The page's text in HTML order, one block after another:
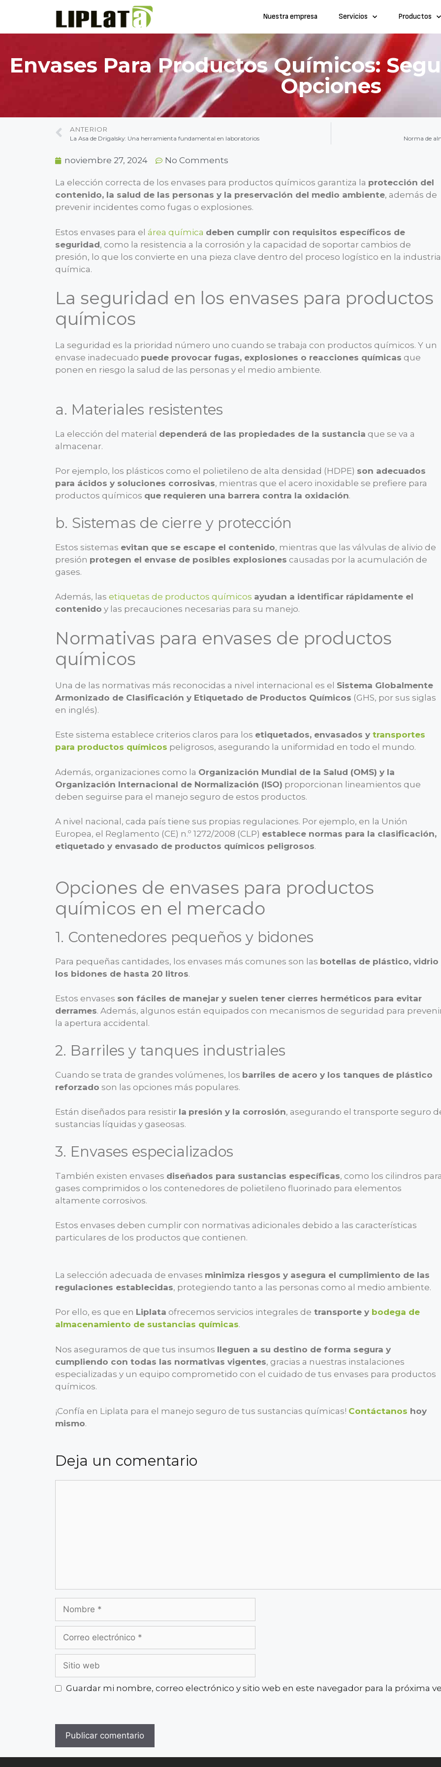
Nuestra empresa Servicios Productos
Envases Para Productos Químicos:
Opciones
ANTERIOR
La Asa de Drigalsky: Una herramienta fundamental en laboratorios Norma de
noviembre 27, 2024 No Comments
La elección correcta de los envases para productos químicos garantiza la protección del
contenido, la salud de las personas y la preservación del medio ambiente, además de
prevenir incidentes como fugas o explosiones.
Estos envases para el área química deben cumplir con requisitos específicos de
seguridad, como la resistencia a la corrosión y la capacidad de soportar cambios de
presión, lo que los convierte en una pieza clave dentro del proceso logístico en la industria
química.
La seguridad en los envases para productos
químicos
La seguridad es la prioridad número uno cuando se trabaja con productos químicos. Y un
envase inadecuado puede provocar fugas, explosiones o reacciones químicas que
ponen en riesgo la salud de las personas y el medio ambiente.
a. Materiales resistentes
La elección del material dependerá de las propiedades de la sustancia que se va a
almacenar.
Por ejemplo, los plásticos como el polietileno de alta densidad (HDPE) son adecuados
para ácidos y soluciones corrosivas, mientras que el acero inoxidable se prefiere para
productos químicos que requieren una barrera contra la oxidación.
b. Sistemas de cierre y protección
Estos sistemas evitan que se escape el contenido, mientras que las válvulas de alivio de
presión protegen el envase de posibles explosiones causadas por la acumulación de
gases.
Además, las etiquetas de productos químicos ayudan a identificar rápidamente el
contenido y las precauciones necesarias para su manejo.
Normativas para envases de productos
químicos
Una de las normativas más reconocidas a nivel internacional es el Sistema Globalmente
Armonizado de Clasificación y Etiquetado de Productos Químicos (GHS, por sus siglas
en inglés).
Este sistema establece criterios claros para los etiquetados, envasados y transportes
para productos químicos peligrosos, asegurando la uniformidad en todo el mundo.
Además, organizaciones como la Organización Mundial de la Salud (OMS) y la
Organización Internacional de Normalización (ISO) proporcionan lineamientos que
deben seguirse para el manejo seguro de estos productos.
A nivel nacional, cada país tiene sus propias regulaciones. Por ejemplo, en la Unión
Europea, el Reglamento (CE) n.º 1272/2008 (CLP) establece normas para la clasificación,
etiquetado y envasado de productos químicos peligrosos.
Opciones de envases para productos
químicos en el mercado
1. Contenedores pequeños y bidones
Para pequeñas cantidades, los envases más comunes son las botellas de plástico, vidrio
los bidones de hasta 20 litros.
Estos envases son fáciles de manejar y suelen tener cierres herméticos para evitar
derrames. Además, algunos están equipados con mecanismos de seguridad para
la apertura accidental.
2. Barriles y tanques industriales
Cuando se trata de grandes volúmenes, los barriles de acero y los tanques de plástico
reforzado son las opciones más populares.
Están diseñados para resistir la presión y la corrosión, asegurando el transporte seguro
sustancias líquidas y gaseosas.
3. Envases especializados
También existen envases diseñados para sustancias específicas, como los cilindros
gases comprimidos o los contenedores de polietileno fluorinado para elementos
altamente corrosivos.
Estos envases deben cumplir con normativas adicionales debido a las características
particulares de los productos que contienen.
La selección adecuada de envases minimiza riesgos y asegura el cumplimiento de las
regulaciones establecidas, protegiendo tanto a las personas como al medio ambiente.
Por ello, es que en Liplata ofrecemos servicios integrales de transporte y bodega de
almacenamiento de sustancias químicas.
Nos aseguramos de que tus insumos lleguen a su destino de forma segura y
cumpliendo con todas las normativas vigentes, gracias a nuestras instalaciones
especializadas y un equipo comprometido con el cuidado de tus envases para productos
químicos.
¡Confía en Liplata para el manejo seguro de tus sustancias químicas! Contáctanos hoy
mismo.
Deja un comentario
Guardar mi nombre, correo electrónico y sitio web en este navegador para la próxima